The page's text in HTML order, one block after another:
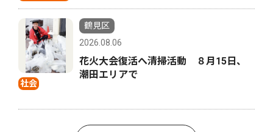
社会
鶴見区
2026.08.06
花火大会復活へ清掃活動 ８月15日、
潮田エリアで